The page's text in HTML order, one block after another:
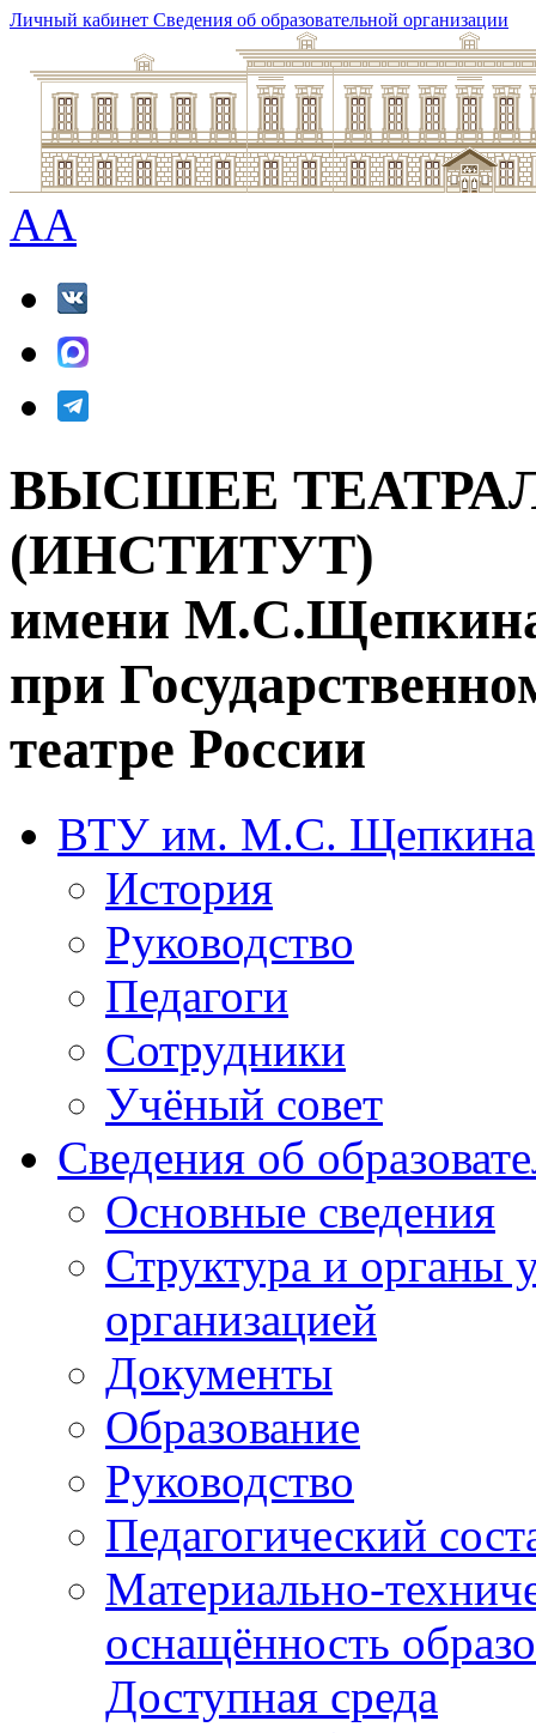
Личный кабинет Сведения об образовательной организации
AA
ВЫСШЕЕ
(ИНСТИТУТ)
имени
при
театре России
ВТУ им. М.С. Щепкина
История
Руководство
Педагоги
Сотрудники
Учёный совет
Сведения об
Основные сведения
Структура и органы
организацией
Документы
Образование
Руководство
Педагогический
Материально-
оснащённость
Доступная среда